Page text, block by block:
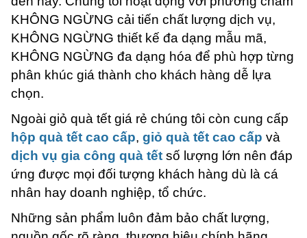
KHÔNG NGỪNG cải tiến chất lượng dịch vụ,
KHÔNG NGỪNG thiết kế đa dạng mẫu mã,
KHÔNG NGỪNG đa dạng hóa để phù hợp từng
phân khúc giá thành cho khách hàng dễ lựa
chọn.
Ngoài giỏ quà tết giá rẻ chúng tôi còn cung cấp
hộp quà tết cao cấp, giỏ quà tết cao cấp và
dịch vụ gia công quà tết số lượng lớn nên đáp
ứng được mọi đối tượng khách hàng dù là cá
nhân hay doanh nghiệp, tổ chức.
Những sản phẩm luôn đảm bảo chất lượng,